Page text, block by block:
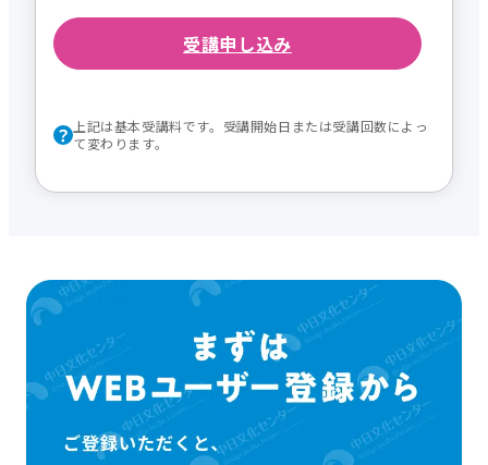
受講申し込み
上記は基本受講料です。受講開始日または受講回数によっ
て変わります。